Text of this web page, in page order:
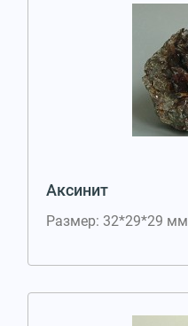
Аксинит
Размер: 32*29*29 мм